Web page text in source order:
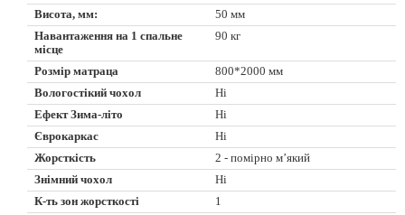
Висота, мм:
50 мм
Навантаження на 1 спальне
місце
90 кг
Розмір матраца
800*2000 мм
Вологостікий чохол
Ні
Ефект Зима-літо
Ні
Єврокаркас
Ні
Жорсткість
2 - помірно м’який
Знімний чохол
Ні
К-ть зон жорсткості
1